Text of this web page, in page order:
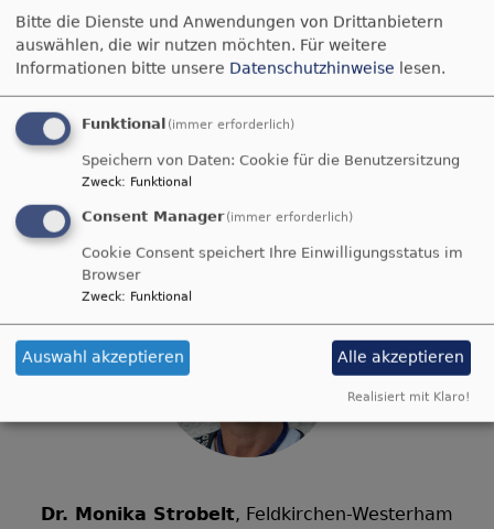
Beauftragung: Umwelt, Dekanatssynode (Stv.)
Dr. Monika Strobelt, Feldkirchen-Westerham
Bitte die Dienste und Anwendungen von Drittanbietern
auswählen, die wir nutzen möchten. Für weitere
Informationen bitte unsere Datenschutzhinweise lesen.
Funktional (immer erforderlich)
Speichern von Daten: Cookie für die Benutzersitzung
Zweck: Funktional
Consent Manager (immer erforderlich)
Cookie Consent speichert Ihre Einwilligungsstatus im
Browser
Zweck: Funktional
Auswahl akzeptieren Alle akzeptieren
Realisiert mit Klaro!